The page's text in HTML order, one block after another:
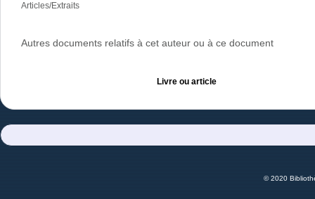
Articles/Extraits
Autres documents relatifs à cet auteur ou à ce document
Livre ou article
© 2020